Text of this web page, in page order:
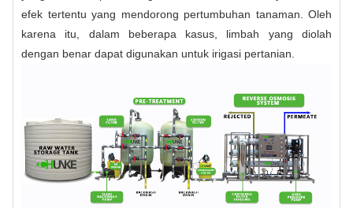
efek tertentu yang mendorong pertumbuhan tanaman. Oleh
karena itu, dalam beberapa kasus, limbah yang diolah
dengan benar dapat digunakan untuk irigasi pertanian.